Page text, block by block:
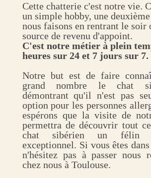
Cette chatterie c'est notre vie.
un simple hobby, une
nous faisons en rentrant le soir
source de revenu d'appoint.
C'est notre métier à plein
heures sur 24 et 7 jours sur 7.
Notre but est de faire
grand nombre le chat
démontrant qu'il n'est pas
option pour les personnes
espérons que la visite de
permettra de découvrir tout
chat sibérien un félin
exceptionnel. Si vous êtes
n'hésitez pas à passer nous
chez nous à Toulouse.